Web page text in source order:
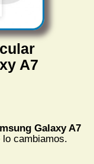
A7
Galaxy A7
lo cambiamos.